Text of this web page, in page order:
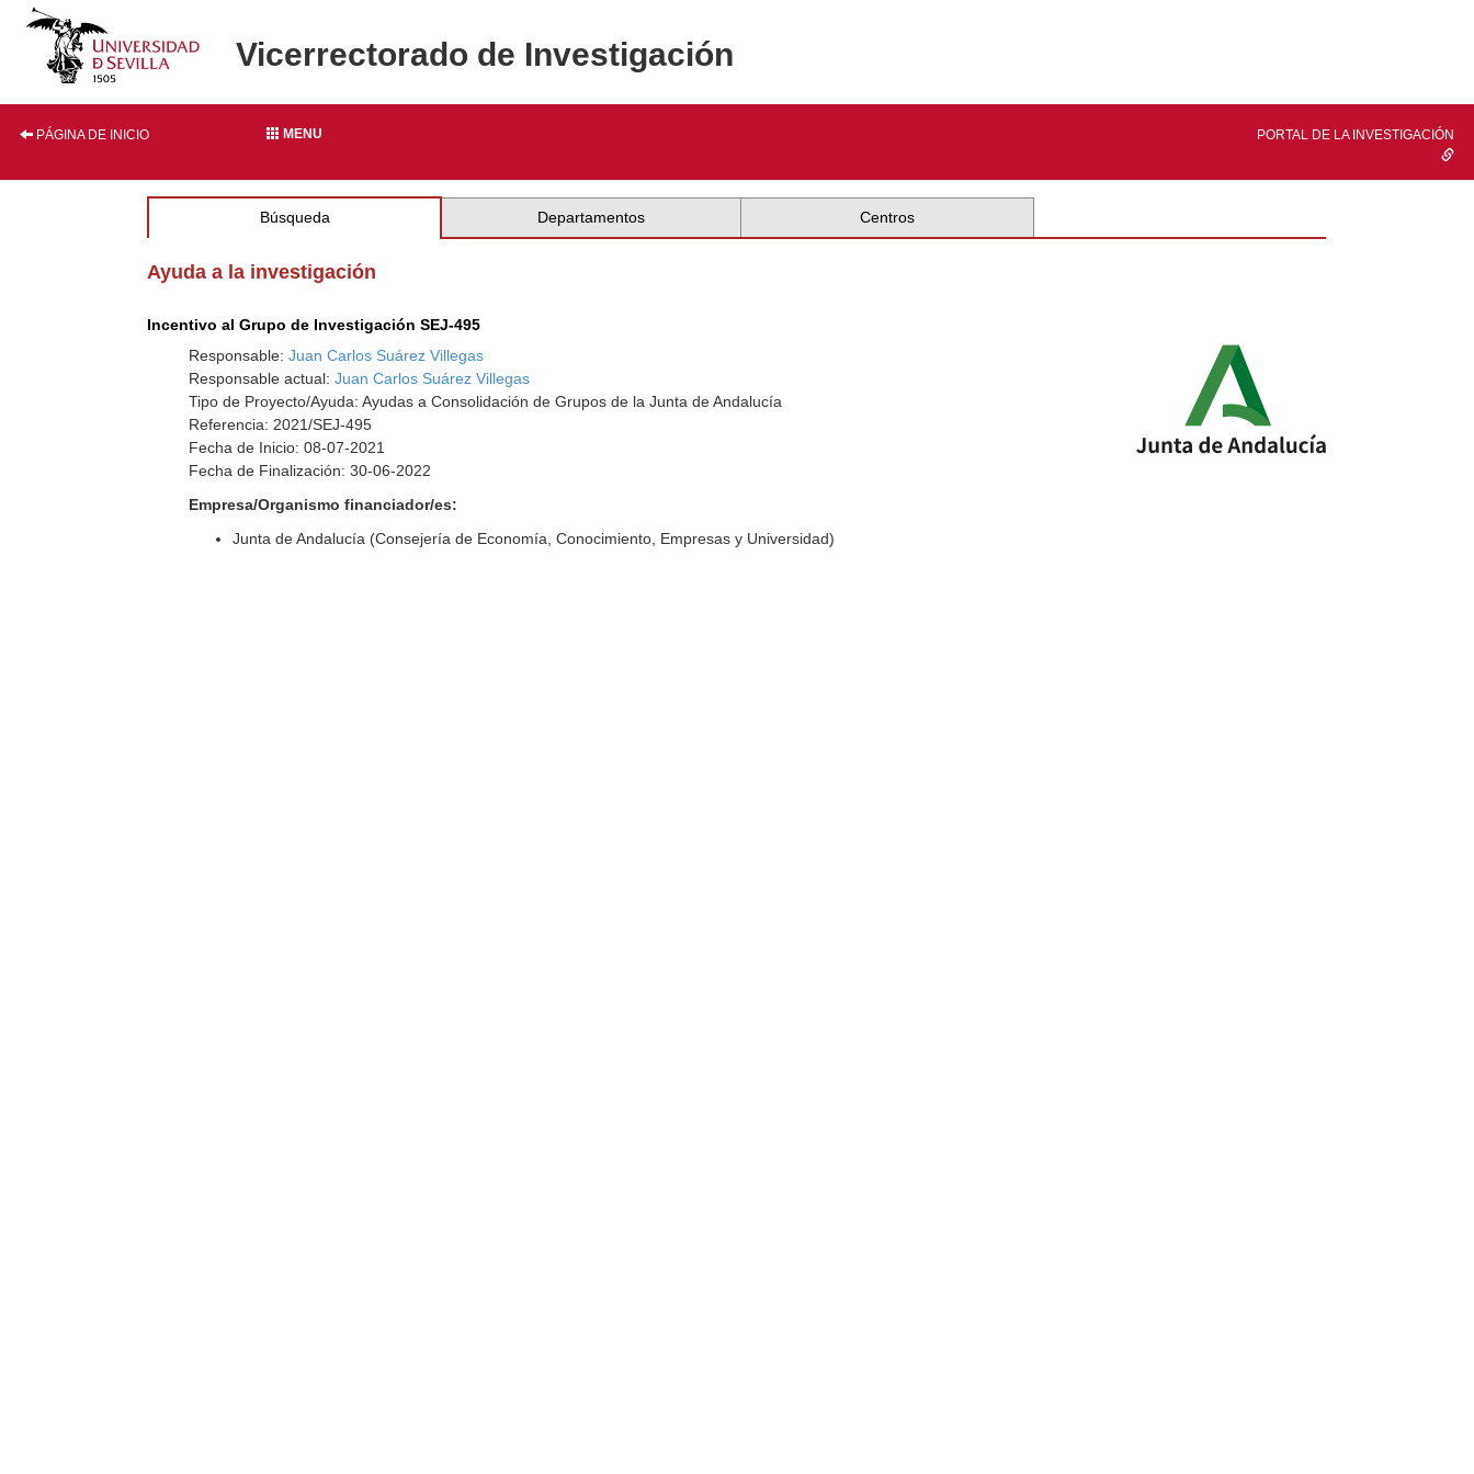
Vicerrectorado de Investigación
PÁGINA DE INICIO MENU PORTAL DE LA INVESTIGACIÓN
Búsqueda Departamentos Centros
Ayuda a la investigación
Incentivo al Grupo de Investigación SEJ-495
Responsable:Juan Carlos Suárez Villegas
Responsable actual:Juan Carlos Suárez Villegas
Tipo de Proyecto/Ayuda: Ayudas a Consolidación de Grupos de la Junta de Andalucía
Referencia: 2021/SEJ-495
Fecha de Inicio: 08-07-2021
Fecha de Finalización: 30-06-2022
Empresa/Organismo financiador/es:
Junta de Andalucía (Consejería de Economía, Conocimiento, Empresas y Universidad)